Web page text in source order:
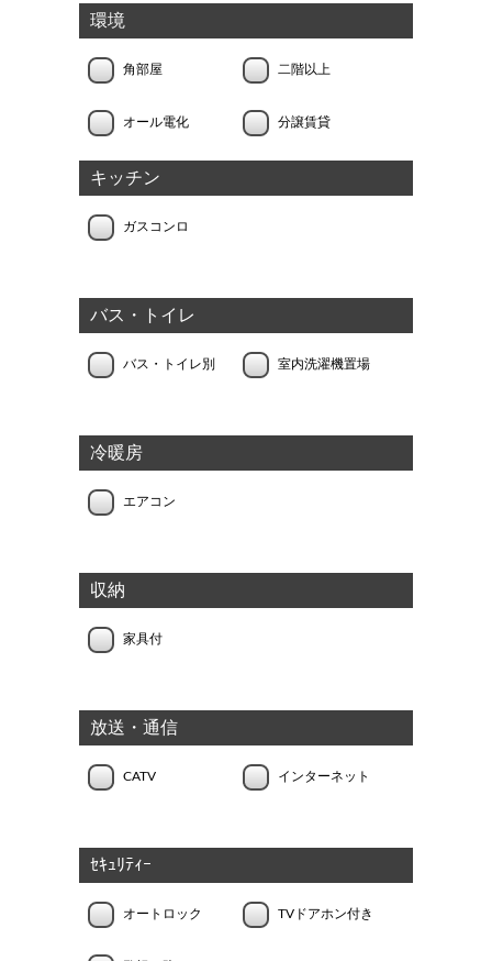
環境
角部屋 二階以上
オール電化 分譲賃貸
キッチン
ガスコンロ
バス・トイレ
バス・トイレ別 室内洗濯機置場
冷暖房
エアコン
収納
家具付
放送・通信
CATV インターネット
ｾｷｭﾘﾃｨｰ
オートロック TVドアホン付き